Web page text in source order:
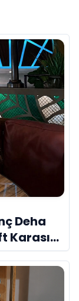
Deha
Karası